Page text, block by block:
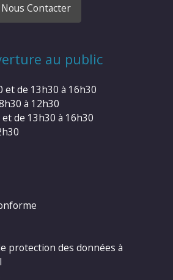
Nous Contacter
au public
et de 13h30 à 16h30
à 12h30
et de 13h30 à 16h30
protection des données à